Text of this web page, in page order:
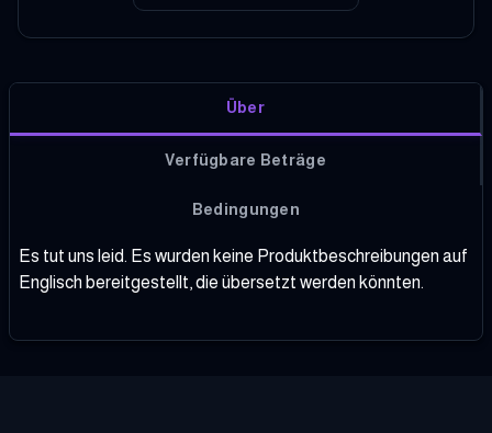
Über
Verfügbare Beträge
Bedingungen
Es tut uns leid. Es wurden keine Produktbeschreibungen auf
Englisch bereitgestellt, die übersetzt werden könnten.